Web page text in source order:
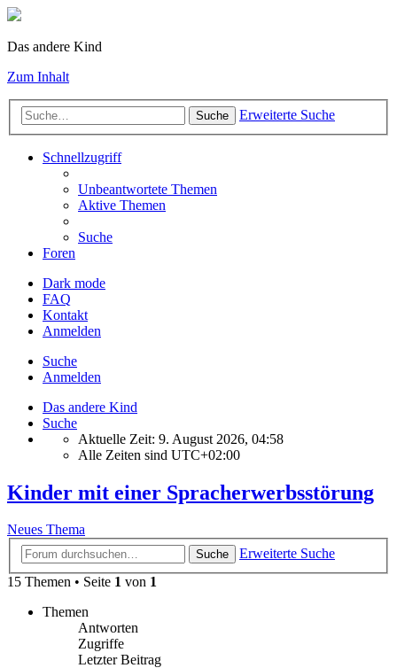
Das andere Kind
Zum Inhalt
Suche Erweiterte Suche
Schnellzugriff
Unbeantwortete Themen
Aktive Themen
Suche
Foren
Dark mode
FAQ
Kontakt
Anmelden
Suche
Anmelden
Das andere Kind
Suche
Aktuelle Zeit: 9. August 2026, 04:58
Alle Zeiten sind UTC+02:00
Kinder mit einer Spracherwerbsstörung
Neues Thema
Suche
Erweiterte Suche
15 Themen • Seite 1 von 1
Themen
Antworten
Zugriffe
Letzter Beitrag